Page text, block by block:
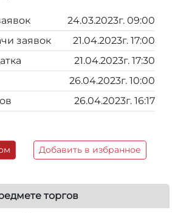
24.03.2023г. 09:00
заявок
21.04.2023г. 17:00
21.04.2023г. 17:30
26.04.2023г. 10:00
26.04.2023г. 16:17
Добавить в избранное
торгов